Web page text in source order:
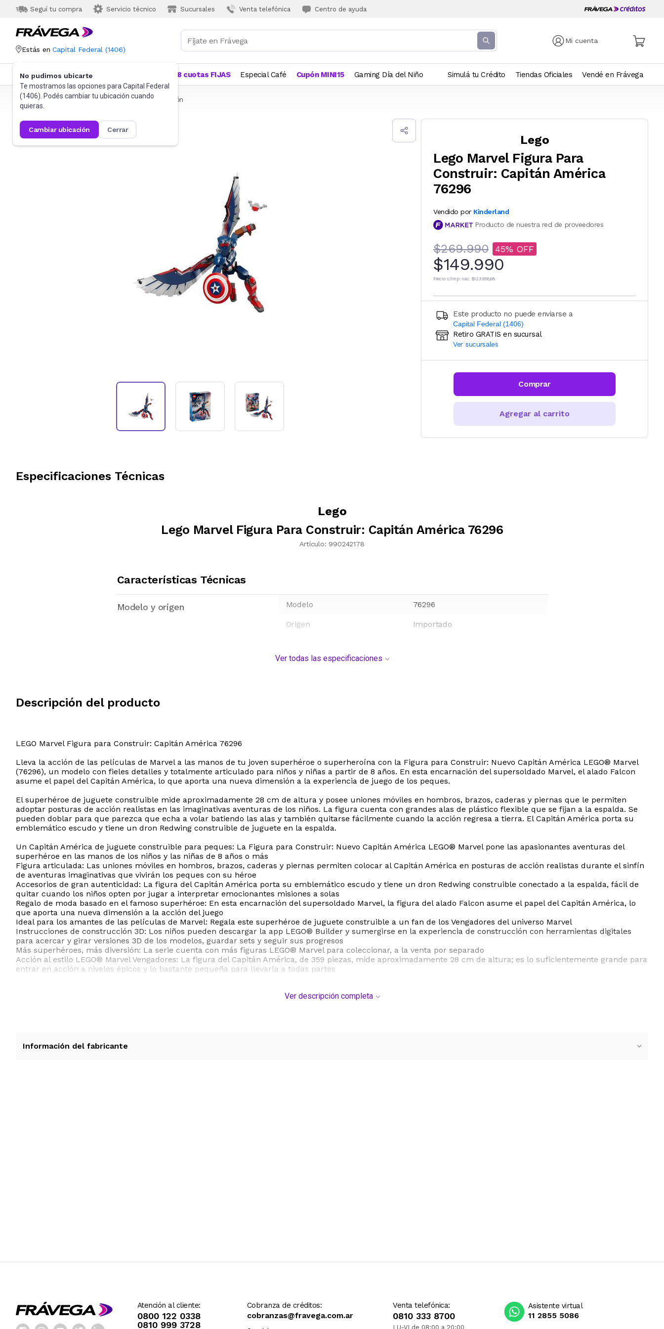
Seguí tu compra Servicio técnico Sucursales Venta telefónica Centro de ayuda
Mi cuenta
Estás en Capital Federal (1406)
No pudimos ubicarte
Te mostramos las opciones para Capital Federal
(1406). Podés cambiar tu ubicación cuando
quieras.
cambiar ubicación cerrar
Categorías Más Vendidos 18 cuotas FIJAS Especial Café Cupón MINI15 Gaming Día del Niño Simulá tu Crédito Tiendas Oficiales Vendé en Frávega
Frávega Juguetes y Juegos Bloques y Construcción
Lego
Lego Marvel Figura Para
Construir: Capitán América
76296
Vendido por Kinderland
Producto de nuestra red de proveedores
$269.990 45
$149.990
Precio s/imp. nac. $123.958,68
Este producto no puede enviarse a
Capital Federal (1406)
Ingresá código postal (sólo números)
Retiro GRATIS en sucursal
Ver sucursales
Comprar
Agregar al carrito
Especificaciones Técnicas
Lego
Lego Marvel Figura Para Construir: Capitán América 76296
Artículo: 990242178
Características Técnicas
Modelo y origen Modelo 76296
Origen Importado
Ver todas las especificaciones
Descripción del producto
LEGO Marvel Figura para Construir: Capitán América 76296
Lleva la acción de las películas de Marvel a las manos de tu joven superhéroe o superheroína con la Figura para Construir: Nuevo Capitán América LEGO® Marvel
(76296), un modelo con fieles detalles y totalmente articulado para niños y niñas a partir de 8 años. En esta encarnación del supersoldado Marvel, el alado Falcon
asume el papel del Capitán América, lo que aporta una nueva dimensión a la experiencia de juego de los peques.
El superhéroe de juguete construible mide aproximadamente 28 cm de altura y posee uniones móviles en hombros, brazos, caderas y piernas que le permiten
adoptar posturas de acción realistas en las imaginativas aventuras de los niños. La figura cuenta con grandes alas de plástico flexible que se fijan a la espalda. Se
pueden doblar para que parezca que echa a volar batiendo las alas y también quitarse fácilmente cuando la acción regresa a tierra. El Capitán América porta su
emblemático escudo y tiene un dron Redwing construible de juguete en la espalda.
Un Capitán América de juguete construible para peques: La Figura para Construir: Nuevo Capitán América LEGO® Marvel pone las apasionantes aventuras del
superhéroe en las manos de los niños y las niñas de 8 años o más
Figura articulada: Las uniones móviles en hombros, brazos, caderas y piernas permiten colocar al Capitán América en posturas de acción realistas durante el sinfín
de aventuras imaginativas que vivirán los peques con su héroe
Accesorios de gran autenticidad: La figura del Capitán América porta su emblemático escudo y tiene un dron Redwing construible conectado a la espalda, fácil de
quitar cuando los niños opten por jugar a interpretar emocionantes misiones a solas
Regalo de moda basado en el famoso superhéroe: En esta encarnación del supersoldado Marvel, la figura del alado Falcon asume el papel del Capitán América, lo
que aporta una nueva dimensión a la acción del juego
Ideal para los amantes de las películas de Marvel: Regala este superhéroe de juguete construible a un fan de los Vengadores del universo Marvel
Instrucciones de construcción 3D: Los niños pueden descargar la app LEGO® Builder y sumergirse en la experiencia de construcción con herramientas digitales
para acercar y girar versiones 3D de los modelos, guardar sets y seguir sus progresos
Más superhéroes, más diversión: La serie cuenta con más figuras LEGO® Marvel para coleccionar, a la venta por separado
Acción al estilo LEGO® Marvel Vengadores: La figura del Capitán América, de 359 piezas, mide aproximadamente 28 cm de altura; es lo suficientemente grande para
entrar en acción a niveles épicos y lo bastante pequeña para llevarla a todas partes
Ver descripción completa
Información del fabricante
Atención al cliente:
0800 122 0338
0810 999 3728
Cobranza de créditos:
cobranzas@fravega.com.ar
Venta telefónica:
0810 333 8700
LU-VI de 08:00 a 20:00
Asistente virtual
11 2855 5086